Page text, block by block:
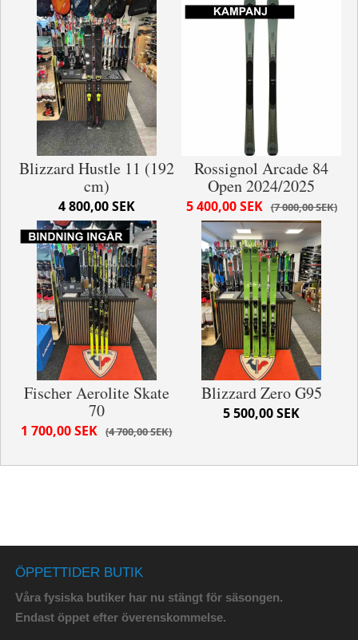
Blizzard Hustle 11 (192
cm)
4 800,00 SEK
Rossignol Arcade 84
Open 2024/2025
7 000,00 SEK
5 400,00 SEK
Fischer Aerolite Skate
70
4 700,00 SEK
1 700,00 SEK
Blizzard Zero G95
5 500,00 SEK
ÖPPETTIDER BUTIK
Våra fysiska butiker har nu stängt för säsongen.
Endast öppet efter överenskommelse.